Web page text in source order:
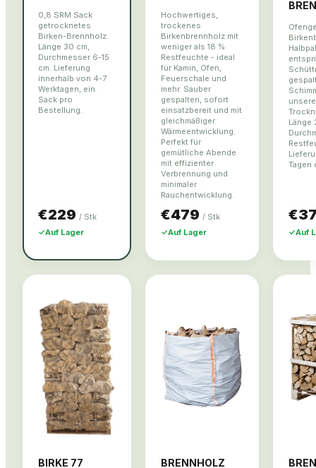
0,8 SRM Sack
getrocknetes
Birken-Brennholz.
Länge 30 cm,
Durchmesser 6-15
cm. Lieferung
innerhalb von 4-7
Werktagen, ein
Sack pro
Bestellung.
€229 / Stk
✓Auf Lager
Hochwertiges,
trockenes
Birkenbrennholz mit
weniger als 18 %
Restfeuchte - ideal
für Kamin, Ofen,
Feuerschale und
mehr. Sauber
gespalten, sofort
einsatzbereit und mit
gleichmäßiger
Wärmeentwicklung.
Perfekt für
gemütliche Abende
mit effizienter
Verbrennung und
minimaler
Rauchentwicklung.
€479 / Stk
✓Auf Lager
Länge
Tagen
✓Auf
BIRKE 77 BRENNHOLZ